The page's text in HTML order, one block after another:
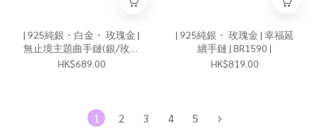
| 925純銀・白金・ 玫瑰金 |
無止境主題曲手鏈(銀/玫瑰
金) | BR1593 |
HK$689.00
| 925純銀・ 玫瑰金 | 幸福延
續手鏈 | BR1590 |
HK$819.00
1 2 3 4 5